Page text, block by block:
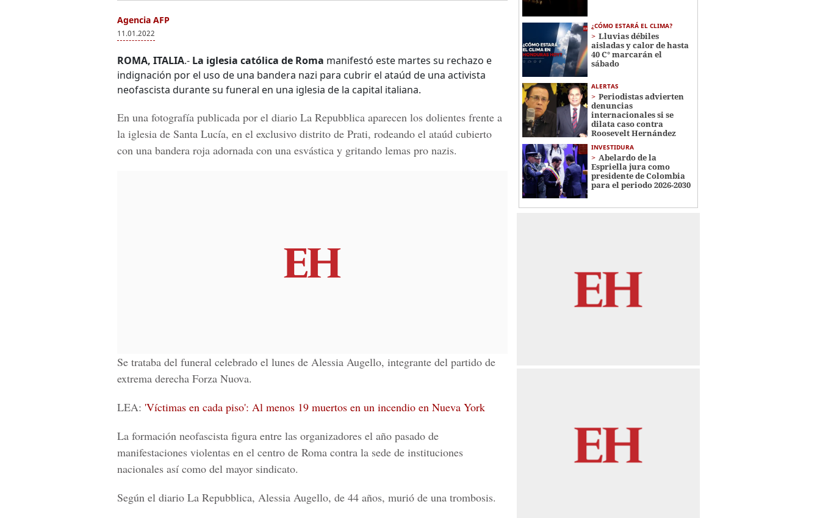
Agencia AFP
11.01.2022
ROMA, ITALIA.- La iglesia católica de Roma manifestó este martes su rechazo e
indignación por el uso de una bandera nazi para cubrir el ataúd de una activista
neofascista durante su funeral en una iglesia de la capital italiana.
En una fotografía publicada por el diario La Repubblica aparecen los dolientes frente a
la iglesia de Santa Lucía, en el exclusivo distrito de Prati, rodeando el ataúd cubierto
con una bandera roja adornada con una esvástica y gritando lemas pro nazis.
Se trataba del funeral celebrado el lunes de Alessia Augello, integrante del partido de
extrema derecha Forza Nuova.
LEA: 'Víctimas en cada piso': Al menos 19 muertos en un incendio en Nueva York
La formación neofascista figura entre las organizadores el año pasado de
manifestaciones violentas en el centro de Roma contra la sede de instituciones
nacionales así como del mayor sindicato.
Según el diario La Repubblica, Alessia Augello, de 44 años, murió de una trombosis.
¿CÓMO ESTARÁ EL CLIMA?
Lluvias débiles
aisladas y calor de hasta
40 C° marcarán el
sábado
ALERTAS
Periodistas advierten
denuncias
internacionales si se
dilata caso contra
Roosevelt Hernández
INVESTIDURA
Abelardo de la
Espriella jura como
presidente de Colombia
para el periodo 2026-2030